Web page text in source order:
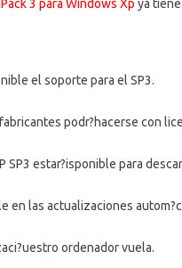
3 para Windows Xp ya
el soporte para el SP3.
podr?hacerse con
SP3 estar?isponible para
en las actualizaciones
ordenador vuela.